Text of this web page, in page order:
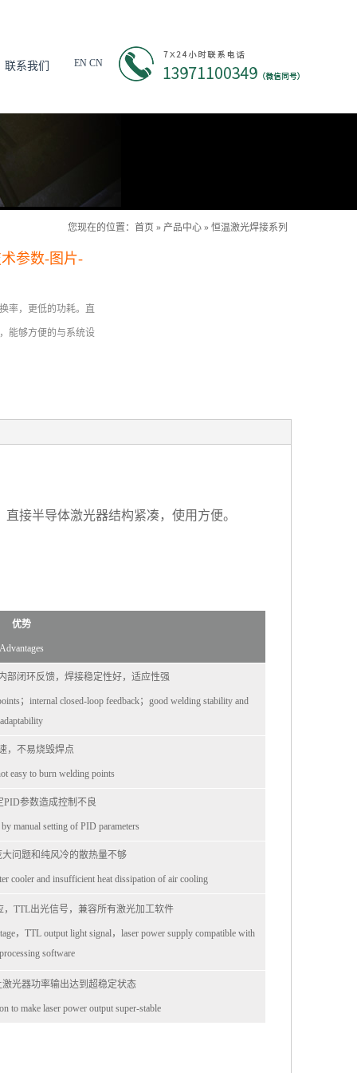
联系我们 EN CN
您现在的位置： 首页 » 产品中心 » 恒温激光焊接系列
参数-图片-
率，更低的功耗。直
能够方便的与系统设
接半导体激光器结构紧凑，使用方便。
优势
Advantages
部闭环反馈，焊接稳定性好，适应性强
；internal closed-loop feedback；good welding stability and
adaptability
，不易烧毁焊点
easy to burn welding points
PID参数造成控制不良
manual setting of PID parameters
问题和纯风冷的散热量不够
cooler and insufficient heat dissipation of air cooling
TTL出光信号，兼容所有激光加工软件
，TTL output light signal，laser power supply compatible with
software
光器功率输出达到超稳定状态
to make laser power output super-stable